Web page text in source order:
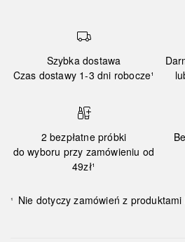
Szybka dostawa
Czas dostawy 1-3 dni robocze¹
2 bezpłatne próbki
do wyboru przy zamówieniu od
49zł¹
¹ Nie dotyczy zamówień z produktami